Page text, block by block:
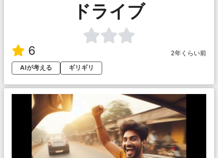
ドライブ
6
2年くらい前
AIが考える
ギリギリ